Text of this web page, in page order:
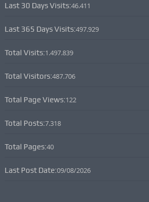
Last 30 Days Visits:46.411
Last 365 Days Visits:497.929
Total Visits:1.497.839
Total Visitors:487.706
Total Page Views:122
Total Posts:7.318
Total Pages:40
Last Post Date:09/08/2026